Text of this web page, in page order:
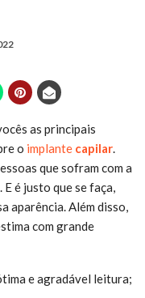
as principais
o implante capilar.
que sofram com a
é justo que se faça,
aparência. Além disso,
com grande
e agradável leitura;